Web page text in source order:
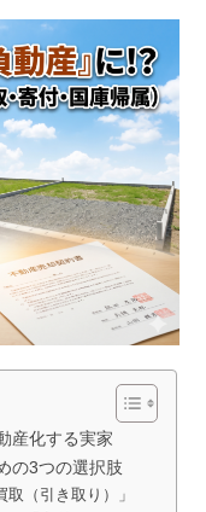
産化する実家
の3つの選択肢
（引き取り）」